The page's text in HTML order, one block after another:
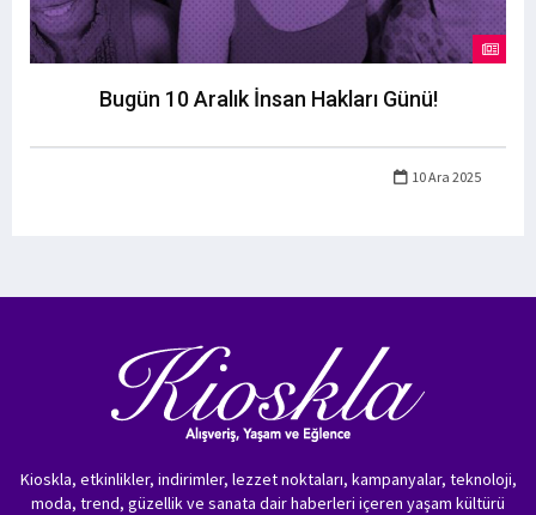
Bugün 10 Aralık İnsan Hakları Günü!
10 Ara 2025
Kioskla, etkinlikler, indirimler, lezzet noktaları, kampanyalar, teknoloji,
moda, trend, güzellik ve sanata dair haberleri içeren yaşam kültürü